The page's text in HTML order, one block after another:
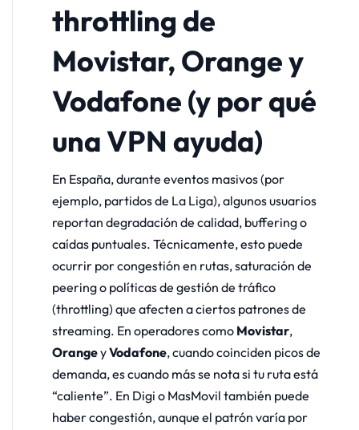
throttling de
Movistar, Orange y
Vodafone (y por qué
una VPN ayuda)
En España, durante eventos masivos (por
ejemplo, partidos de La Liga), algunos usuarios
reportan degradación de calidad, buffering o
caídas puntuales. Técnicamente, esto puede
ocurrir por congestión en rutas, saturación de
peering o políticas de gestión de tráfico
(throttling) que afecten a ciertos patrones de
streaming. En operadores como Movistar,
OrangeyVodafone, cuando coinciden picos de
demanda, es cuando más se nota si tu ruta está
“caliente”. En Digi o MasMovil también puede
haber congestión, aunque el patrón varía por